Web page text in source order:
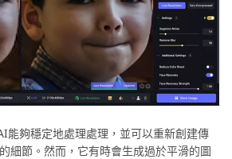
能夠穩定地處理處理，並可以重新創建傳
細節。然而，它有時會生成過於平滑的圖